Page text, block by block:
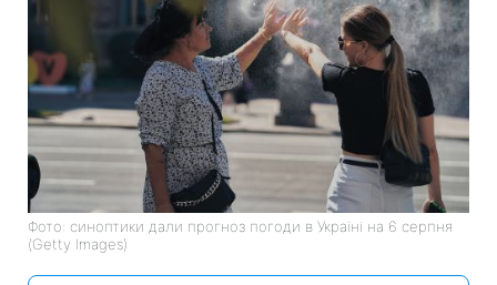
Фото: синоптики дали прогноз погоди в Україні на 6 серпня
(Getty Images)